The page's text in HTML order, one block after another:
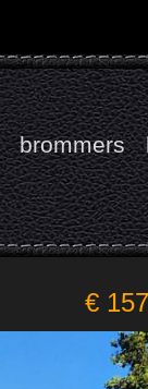
brommers
€